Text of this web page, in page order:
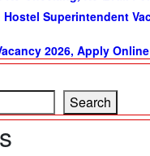
Hostel Superintendent
2026, Apply
Search